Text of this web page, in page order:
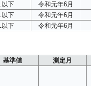
以下 令和元年6月
以下 令和元年6月
以下 令和元年6月
基準値 測定月